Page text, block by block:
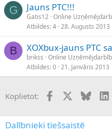
G Jauns PTC!!!
Gatis12 Online
Atbildes 4 28. Augusts 2013
B XOXbux-jauns PTC
brikss Online
Atbildes 0 21. Janvāris 2013
Koplietot: FacebookX (Twitter)
Dalībnieki tiešsaistē